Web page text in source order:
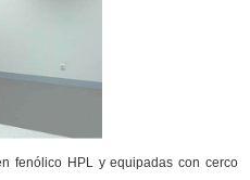
fenólico HPL y equipadas con cerco